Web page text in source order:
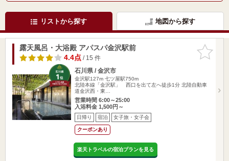
リストから探す 地図から探す
お気に入
りに追加
露天風呂・大浴殿 アパスパ金沢駅前
4.4点/ 15 件
石川県 / 金沢市
金沢駅127m 七ツ屋駅750m
北陸本線「金沢駅」 西口を出て左へ徒歩1分 北陸自動車
道金沢西・東…
営業時間 6:00～25:00
入浴料金 1,500円～
日帰り 宿泊 女子旅・女子会
クーポンあり
楽天トラベルの宿泊プランを見る